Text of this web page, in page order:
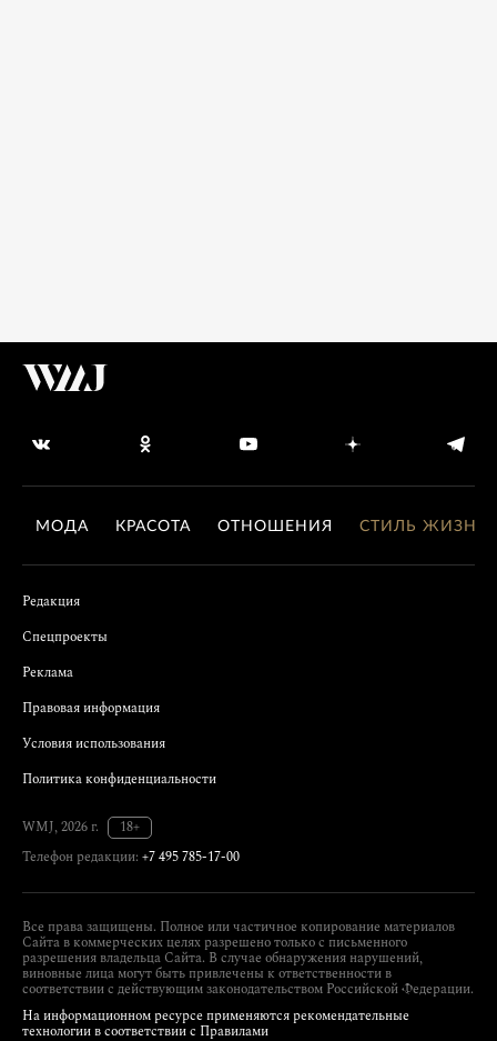
МОДА КРАСОТА ОТНОШЕНИЯ СТИЛЬ ЖИЗНИ
Редакция
Спецпроекты
Реклама
Правовая информация
Условия использования
Политика конфиденциальности
WMJ, 2026 г.
18+
Телефон редакции: +7 495 785-17-00
Все права защищены. Полное или частичное копирование материалов
Сайта в коммерческих целях разрешено только с письменного
разрешения владельца Сайта. В случае обнаружения нарушений,
виновные лица могут быть привлечены к ответственности в
соответствии с действующим законодательством Российской Федерации.
На информационном ресурсе применяются рекомендательные
технологии в соответствии с Правилами